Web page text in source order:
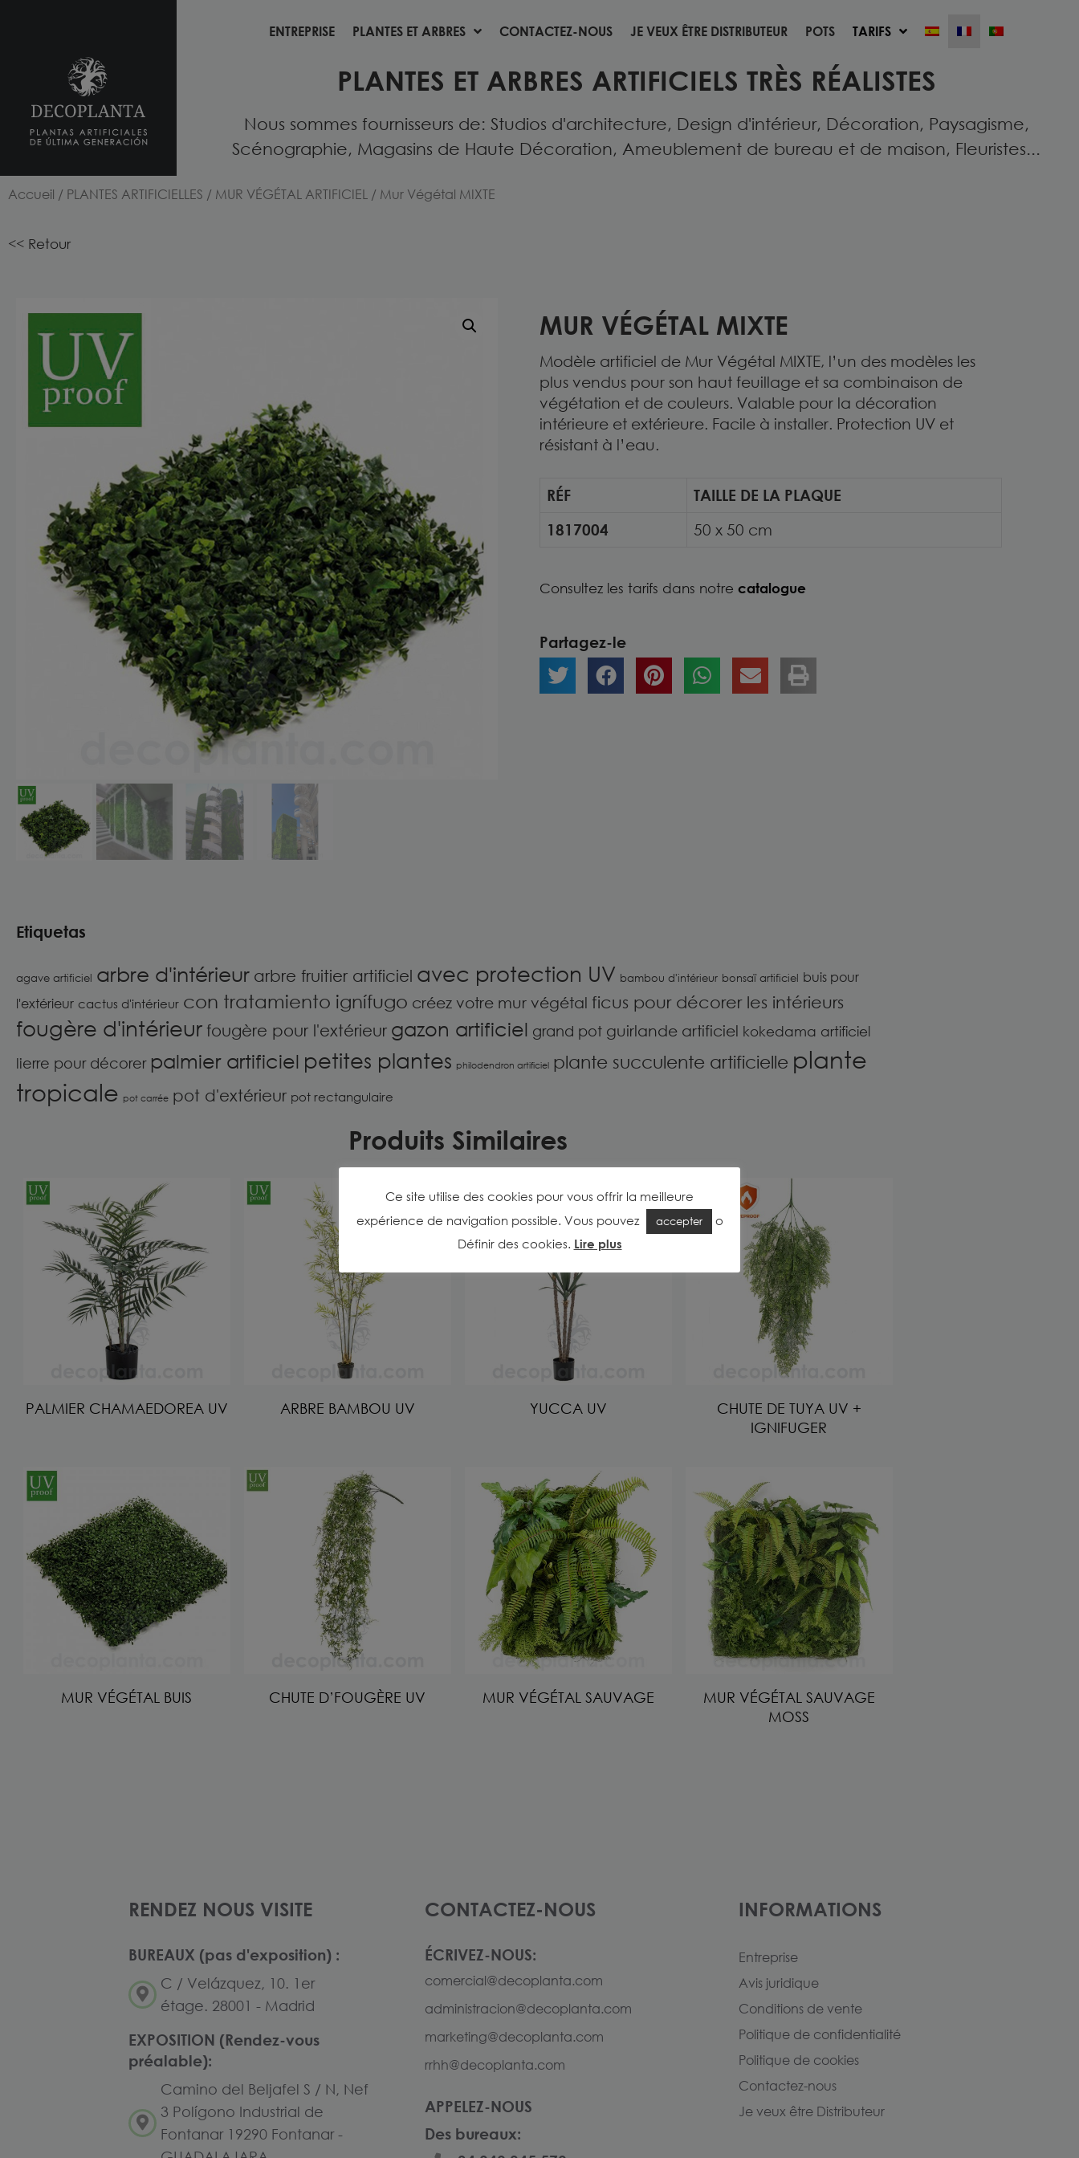
ENTREPRISE PLANTES ET ARBRES CONTACTEZ-NOUS JE VEUX ÊTRE DISTRIBUTEUR POTS TARIFS
ENTREPRISE PLANTES ET ARBRES CONTACTEZ-NOUS JE VEUX ÊTRE DISTRIBUTEUR POTS TARIFS
PLANTES ET ARBRES ARTIFICIELS TRÈS RÉALISTES
Nous sommes fournisseurs de: Studios d'architecture, Design d'intérieur, Décoration, Paysagisme,
Scénographie, Magasins de Haute Décoration, Ameublement de bureau et de maison, Fleuristes...
Accueil / PLANTES ARTIFICIELLES / MUR VÉGÉTAL ARTIFICIEL / Mur Végétal MIXTE
<< Retour
MUR VÉGÉTAL MIXTE
Modèle artificiel de Mur Végétal MIXTE, l’un des modèles les
plus vendus pour son haut feuillage et sa combinaison de
végétation et de couleurs. Valable pour la décoration
intérieure et extérieure. Facile à installer. Protection UV et
résistant à l’eau.
RÉF
TAILLE DE LA PLAQUE
1817004
50 x 50 cm
Consultez les tarifs dans notre catalogue
Partagez-le
Etiquetas
agave artificiel arbre d'intérieur arbre fruitier artificiel avec protection UV bambou d'intérieur bonsaï artificiel buis pour
l'extérieur cactus d'intérieur con tratamiento ignífugo créez votre mur végétal ficus pour décorer les intérieurs
fougère d'intérieur fougère pour l'extérieur gazon artificiel grand pot guirlande artificiel kokedama artificiel
lierre pour décorer palmier artificiel petites plantes philodendron artificiel plante succulente artificielle plante
tropicale pot carrée pot d'extérieur pot rectangulaire
Produits Similaires
PALMIER CHAMAEDOREA UV ARBRE BAMBOU UV YUCCA UV
CHUTE DE TUYA UV +
IGNIFUGER
MUR VÉGÉTAL BUIS CHUTE D’FOUGÈRE UV MUR VÉGÉTAL SAUVAGE
MUR VÉGÉTAL SAUVAGE
MOSS
RENDEZ NOUS VISITE
BUREAUX (pas d'exposition) :
C / Velázquez, 10. 1er
étage. 28001 - Madrid
EXPOSITION (Rendez-vous
préalable):
Camino del Beljafel S / N, Nef
3 Polígono Industrial de
Fontanar 19290 Fontanar -
CONTACTEZ-NOUS
ÉCRIVEZ-NOUS:
comercial@decoplanta.com
administracion@decoplanta.com
marketing@decoplanta.com
rrhh@decoplanta.com
APPELEZ-NOUS
Des bureaux:
INFORMATIONS
Entreprise
Avis juridique
Conditions de vente
Politique de confidentialité
Politique de cookies
Contactez-nous
Je veux être Distributeur
Ce site utilise des cookies pour vous offrir la meilleure
expérience de navigation possible. Vous pouvez
accepter
o
Définir des cookies Lire plus